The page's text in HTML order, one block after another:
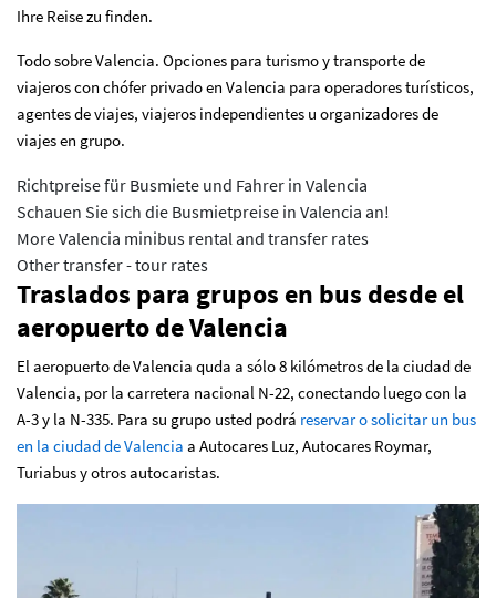
Ihre Reise zu finden.
Todo sobre Valencia. Opciones para turismo y transporte de
viajeros con chófer privado en Valencia para operadores turísticos,
agentes de viajes, viajeros independientes u organizadores de
viajes en grupo.
Richtpreise für Busmiete und Fahrer in Valencia
Schauen Sie sich die Busmietpreise in Valencia an!
More Valencia minibus rental and transfer rates
Other transfer - tour rates
Traslados para grupos en bus desde el
aeropuerto de Valencia
El aeropuerto de Valencia quda a sólo 8 kilómetros de la ciudad de
Valencia, por la carretera nacional N-22, conectando luego con la
A-3 y la N-335. Para su grupo usted podrá reservar o solicitar un bus
en la ciudad de Valencia a Autocares Luz, Autocares Roymar,
Turiabus y otros autocaristas.